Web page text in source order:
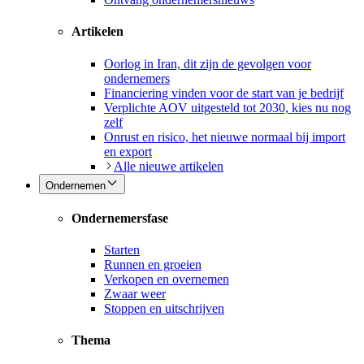
Artikelen
Oorlog in Iran, dit zijn de gevolgen voor
ondernemers
Financiering vinden voor de start van je bedrijf
Verplichte AOV uitgesteld tot 2030, kies nu nog
zelf
Onrust en risico, het nieuwe normaal bij import
en export
Alle nieuwe artikelen
Ondernemen
Ondernemersfase
Starten
Runnen en groeien
Verkopen en overnemen
Zwaar weer
Stoppen en uitschrijven
Thema